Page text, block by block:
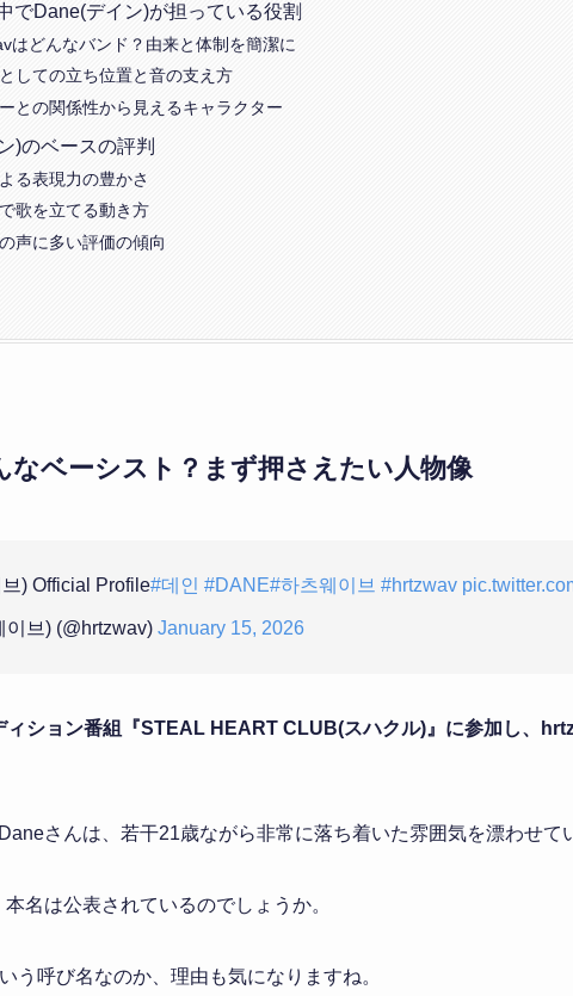
でDane(デイン)が担っている役割
はどんなバンド？由来と体制を簡潔に
しての立ち位置と音の支え方
との関係性から見えるキャラクター
)のベースの評判
る表現力の豊かさ
歌を立てる動き方
声に多い評価の傾向
なベーシスト？まず押さえたい人物像
) Official Profile#데인 #DANE#하츠웨이브 #hrtzwav
브) (@hrtzwav) January 15, 2026
ィション番組『STEAL HEART CLUB(スハクル)』に参加し、
さんは、若干21歳ながら非常に落ち着いた雰囲気を漂わせて
名は公表されているのでしょうか。
う呼び名なのか、理由も気になりますね。